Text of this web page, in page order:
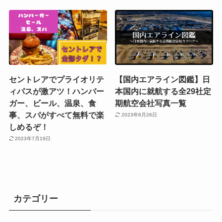
セントレアでプライオリテ
ィパスが激アツ！ハンバー
ガー、ビール、温泉、食
事、スパがすべて無料で楽
しめるぞ！
2023年7月19日
【国内エアライン図鑑】日
本国内に就航する全29社定
期航空会社写真一覧
2023年6月26日
カテゴリー